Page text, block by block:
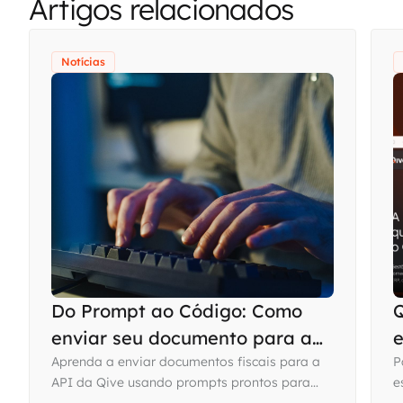
Artigos relacionados
Notícias
Do Prompt ao Código: Como
enviar seu documento para a
API da Qive usando sua IA
favorita
Aprenda a enviar documentos fiscais para a
API da Qive usando prompts prontos para